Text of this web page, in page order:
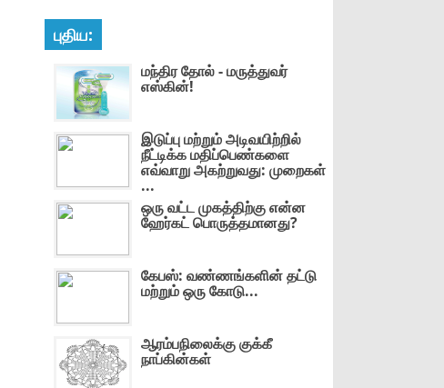
புதிய:
மந்திர தோல் - மருத்துவர்
எஸ்கின்!
இடுப்பு மற்றும் அடிவயிற்றில்
நீட்டிக்க மதிப்பெண்களை
எவ்வாறு அகற்றுவது: முறைகள்
...
ஒரு வட்ட முகத்திற்கு என்ன
ஹேர்கட் பொருத்தமானது?
கேபஸ்: வண்ணங்களின் தட்டு
மற்றும் ஒரு கோடு...
ஆரம்பநிலைக்கு குக்கீ
நாப்கின்கள்